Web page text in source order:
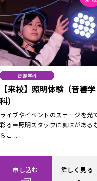
音響学科
【来校】照明体験（音響学
科）
ライブやイベントのステージを光
彩る＝照明スタッフに興味がある
らこ...
申し込む 詳しく見る